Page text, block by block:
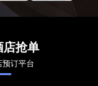
店抢单
订平台